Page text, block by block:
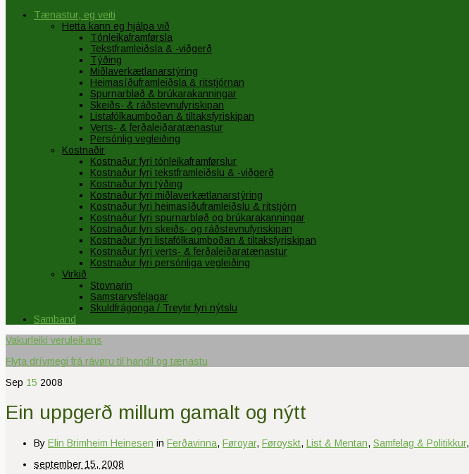
Tænastur, eg veiti
Hetta kann eg hjálpa við
Tónleikaframførsla
Tekstframleiðsla & -viðgerð
Týðing
Miðlaverkætlanarstýring
Heimasíðuframleiðsla & ritstjórnan
Spurnarbløð & brúkarakanningar
Skeiðs- & ráðstevnufyriskipan
Listafólkaumboðan & tiltaksfyriskipan
Verts- & ferðaleiðaratænastur
Persónlig vegleiðing
Kostnaðir
Kostnaður fyri tónleikaframførslur
Kostnaður fyri tekstframleiðslu & -viðgerð
Kostnaður fyri týðing
Kostnaður fyri miðlaverkætlanarstýring
Kostnaður fyri heimasíðuframleiðslu & ritstjórn
Kostnaður fyri spurnarbløð og brúkarakanningar
Kostnaður fyri skeiðs- og ráðstevnufyriskipan
Kostnaður fyri listafólkaumboðan & tiltaksfyriskipan
Kostnaður fyri verts- & ferðaleiðaratænastur
Kostnaður fyri persónliga vegleiðing
Virkið
Stovnarin
Samstarvsfelagar
Skuldfrágonga / Treytir fyri nýtslu
Samband
Vakurleiki veruleikans
Flyta drívmegi frá rávøru til handil og tænastu
Sep 15 2008
Ein uppgerð millum gamalt og nýtt
By Elin Brimheim Heinesen in Ferðavinna, Føroyar, Føroyskt, List & Mentan, Samfelag & Politikkur,
september 15, 2008